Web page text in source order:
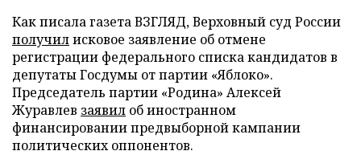
Как писала газета ВЗГЛЯД, Верховный суд России
получилисковое заявление об отмене
регистрации федерального списка кандидатов в
депутаты Госдумы от партии «Яблоко».
Председатель партии «Родина» Алексей
Журавлев заявил об иностранном
финансировании предвыборной кампании
политических оппонентов.